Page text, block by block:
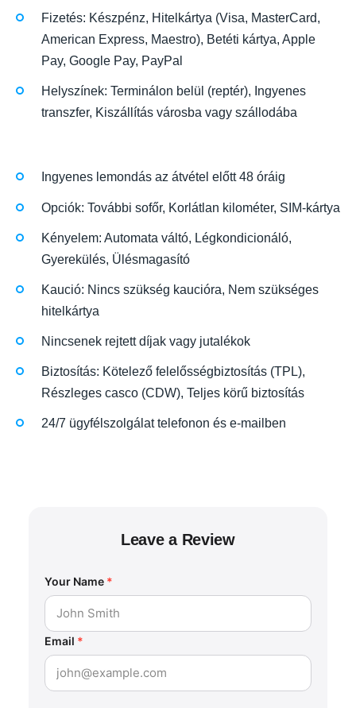
Fizetés: Készpénz, Hitelkártya (Visa, MasterCard,
American Express, Maestro), Betéti kártya, Apple
Pay, Google Pay, PayPal
Helyszínek: Terminálon belül (reptér), Ingyenes
transzfer, Kiszállítás városba vagy szállodába
Ingyenes lemondás az átvétel előtt 48 óráig
Opciók: További sofőr, Korlátlan kilométer, SIM-kártya
Kényelem: Automata váltó, Légkondicionáló,
Gyerekülés, Ülésmagasító
Kaució: Nincs szükség kaucióra, Nem szükséges
hitelkártya
Nincsenek rejtett díjak vagy jutalékok
Biztosítás: Kötelező felelősségbiztosítás (TPL),
Részleges casco (CDW), Teljes körű biztosítás
24/7 ügyfélszolgálat telefonon és e-mailben
Leave a Review
Your Name *
Email *